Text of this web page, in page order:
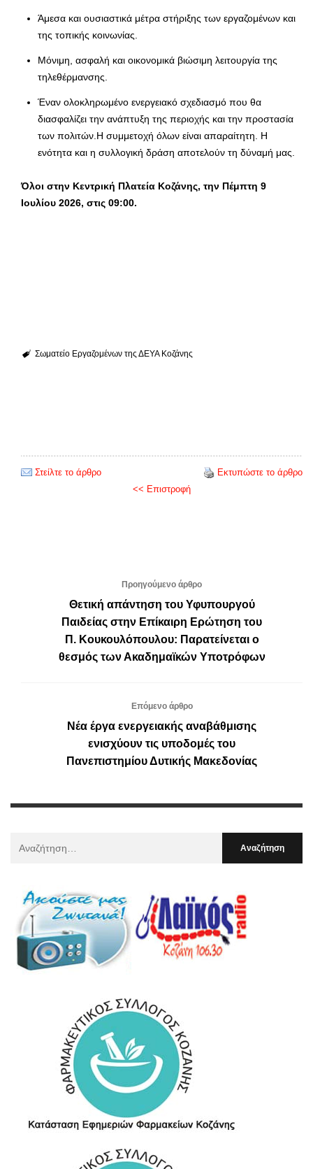
Άμεσα και ουσιαστικά μέτρα στήριξης των εργαζομένων και
της τοπικής κοινωνίας.
Μόνιμη, ασφαλή και οικονομικά βιώσιμη λειτουργία της
τηλεθέρμανσης.
Έναν ολοκληρωμένο ενεργειακό σχεδιασμό που θα
διασφαλίζει την ανάπτυξη της περιοχής και την προστασία
των πολιτών.Η συμμετοχή όλων είναι απαραίτητη. Η
ενότητα και η συλλογική δράση αποτελούν τη δύναμή μας.
Όλοι στην Κεντρική Πλατεία Κοζάνης, την Πέμπτη 9
Ιουλίου 2026, στις 09:00.
Σωματείο Εργαζομένων της ΔΕΥΑ Κοζάνης
Στείλτε το άρθρο
Εκτυπώστε το άρθρο
<< Επιστροφή
Προηγούμενο άρθρο
Θετική απάντηση του Υφυπουργού
Παιδείας στην Επίκαιρη Ερώτηση του
Π. Κουκουλόπουλου: Παρατείνεται ο
θεσμός των Ακαδημαϊκών Υποτρόφων
Επόμενο άρθρο
Νέα έργα ενεργειακής αναβάθμισης
ενισχύουν τις υποδομές του
Πανεπιστημίου Δυτικής Μακεδονίας